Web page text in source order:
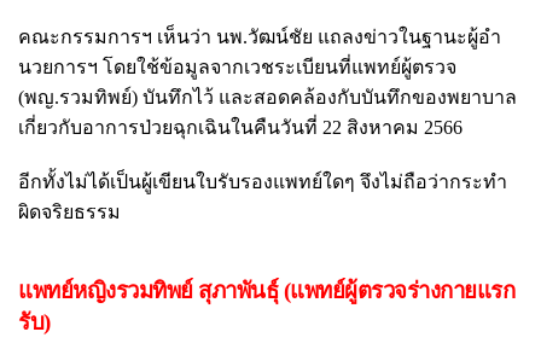
คณะกรรมการฯ เห็นว่า นพ.วัฒน์ชัย แถลงข่าวในฐานะผู้อำ
นวยการฯ โดยใช้ข้อมูลจากเวชระเบียนที่แพทย์ผู้ตรวจ
(พญ.รวมทิพย์) บันทึกไว้ และสอดคล้องกับบันทึกของพยาบาล
เกี่ยวกับอาการป่วยฉุกเฉินในคืนวันที่ 22 สิงหาคม 2566
อีกทั้งไม่ได้เป็นผู้เขียนใบรับรองแพทย์ใดๆ จึงไม่ถือว่ากระทำ
ผิดจริยธรรม
แพทย์หญิงรวมทิพย์ สุภาพันธุ์ (แพทย์ผู้ตรวจร่างกายแรก
รับ)